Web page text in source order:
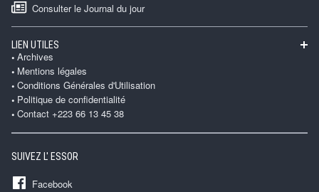
Consulter le Journal du jour
LIEN UTILES
Archives
Mentions légales
Conditions Générales d'Utilisation
Politique de confidentialité
Contact +223 66 13 45 38
SUIVEZ L' ESSOR
Facebook